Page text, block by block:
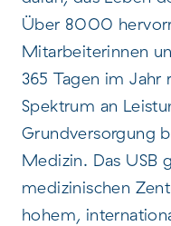
Über 8000
Mitarbeiterinnen
365 Tagen im
Spektrum an
Grundversorgung
Medizin. Das USB
medizinischen
hohem,